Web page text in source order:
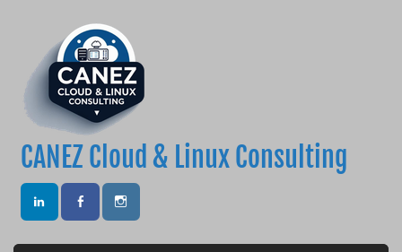
CANEZ Cloud & Linux Consulting